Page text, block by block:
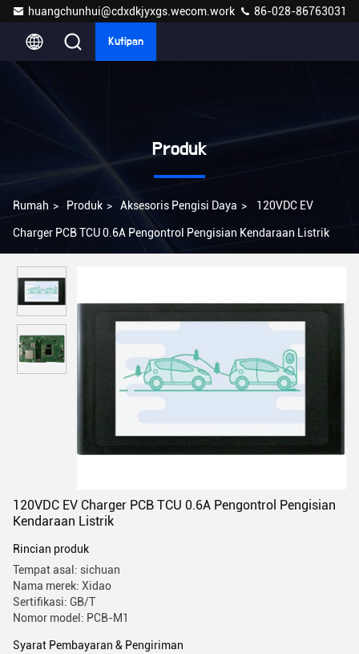
huangchunhui@cdxdkjyxgs.wecom.work 86-028-86763031
Kutipan
Produk
Rumah > Produk > Aksesoris Pengisi Daya > 120VDC EV
Charger PCB TCU 0.6A Pengontrol Pengisian Kendaraan Listrik
120VDC EV Charger PCB TCU 0.6A Pengontrol Pengisian
Kendaraan Listrik
Rincian produk
Tempat asal: sichuan
Nama merek: Xidao
Sertifikasi: GB/T
Nomor model: PCB-M1
Syarat Pembayaran & Pengiriman